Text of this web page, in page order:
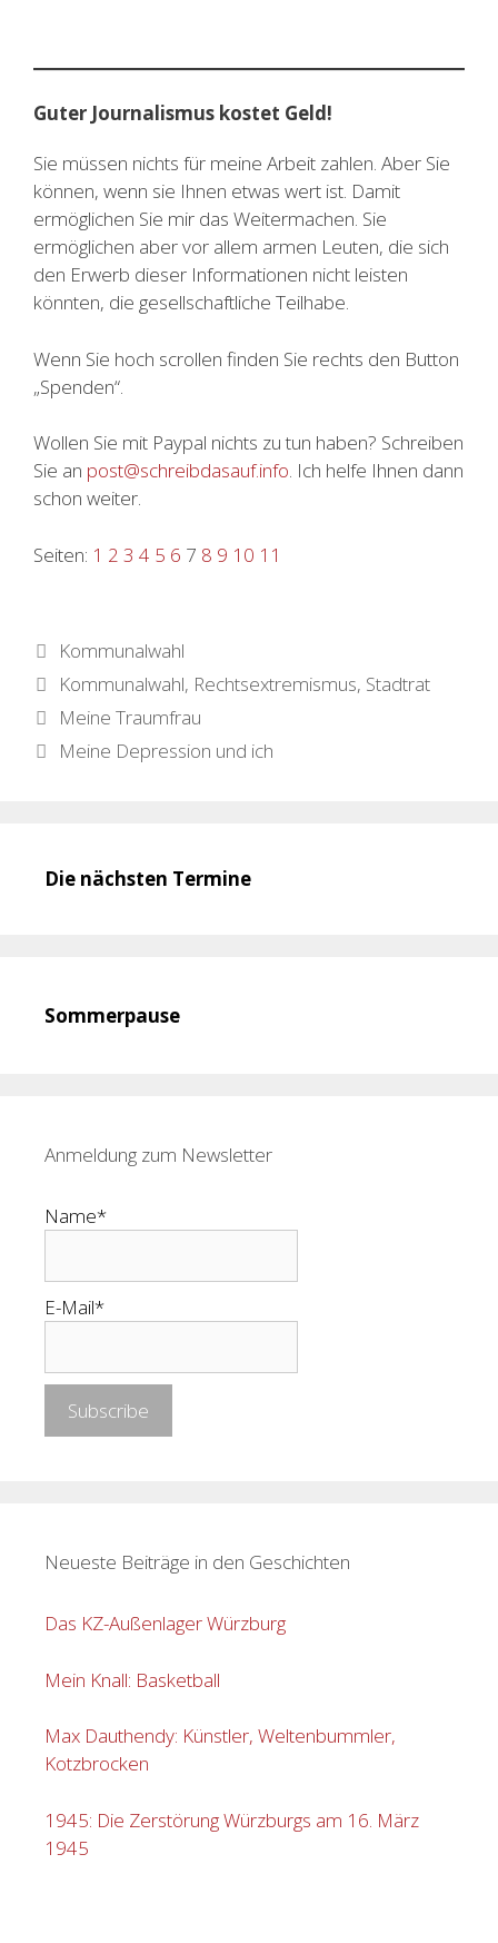
Guter Journalismus kostet Geld!
Sie müssen nichts für meine Arbeit zahlen. Aber Sie
können, wenn sie Ihnen etwas wert ist. Damit
ermöglichen Sie mir das Weitermachen. Sie
ermöglichen aber vor allem armen Leuten, die sich
den Erwerb dieser Informationen nicht leisten
könnten, die gesellschaftliche Teilhabe.
Wenn Sie hoch scrollen finden Sie rechts den Button
„Spenden“.
Wollen Sie mit Paypal nichts zu tun haben? Schreiben
Sie an post@schreibdasauf.info. Ich helfe Ihnen dann
schon weiter.
Seiten: 1 2 3 4 5 6 7 8 9 10 11
Kategorien
Kommunalwahl
Schlagwörter
Kommunalwahl, Rechtsextremismus, Stadtrat
Meine Traumfrau
Meine Depression und ich
Die nächsten Termine
Sommerpause
Anmeldung zum Newsletter
Name*
E-Mail*
Neueste Beiträge in den Geschichten
Das KZ-Außenlager Würzburg
Mein Knall: Basketball
Max Dauthendy: Künstler, Weltenbummler,
Kotzbrocken
1945: Die Zerstörung Würzburgs am 16. März
1945